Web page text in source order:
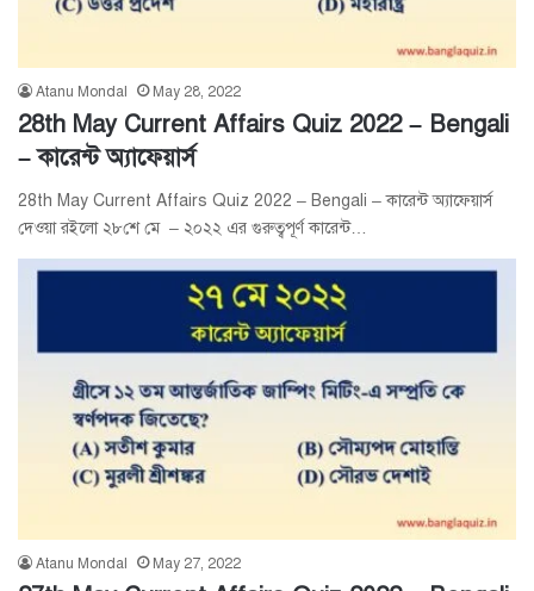
Atanu Mondal May 28, 2022
28th May Current Affairs Quiz 2022 – Bengali
– কারেন্ট অ্যাফেয়ার্স
28th May Current Affairs Quiz 2022 – Bengali – কারেন্ট অ্যাফেয়ার্স
দেওয়া রইলো ২৮শে মে – ২০২২ এর গুরুত্বপূর্ণ কারেন্ট…
Atanu Mondal May 27, 2022